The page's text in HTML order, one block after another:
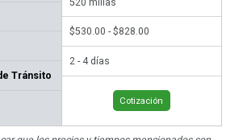
Tránsito
$530.00 - $828.00
2 - 4 días
Cotización